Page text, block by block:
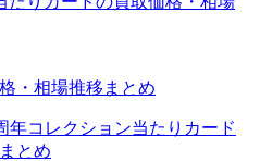
・相場推移まとめ